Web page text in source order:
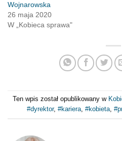
Wojnarowska
26 maja 2020
W „Kobieca sprawa"
Ten wpis został opublikowany w
#dyrektor, #kariera, #kobieta,